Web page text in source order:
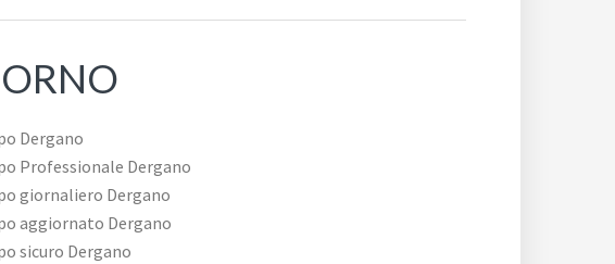
Dergano
Professionale Dergano
giornaliero Dergano
aggiornato Dergano
sicuro Dergano